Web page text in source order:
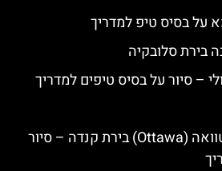
על בסיס טיפ למדריך
בירת סלובקיה
– סיור על בסיס טיפים למדריך
סיורים חינמיים באוטוואה (Ottawa) בירת קנדה – סיור